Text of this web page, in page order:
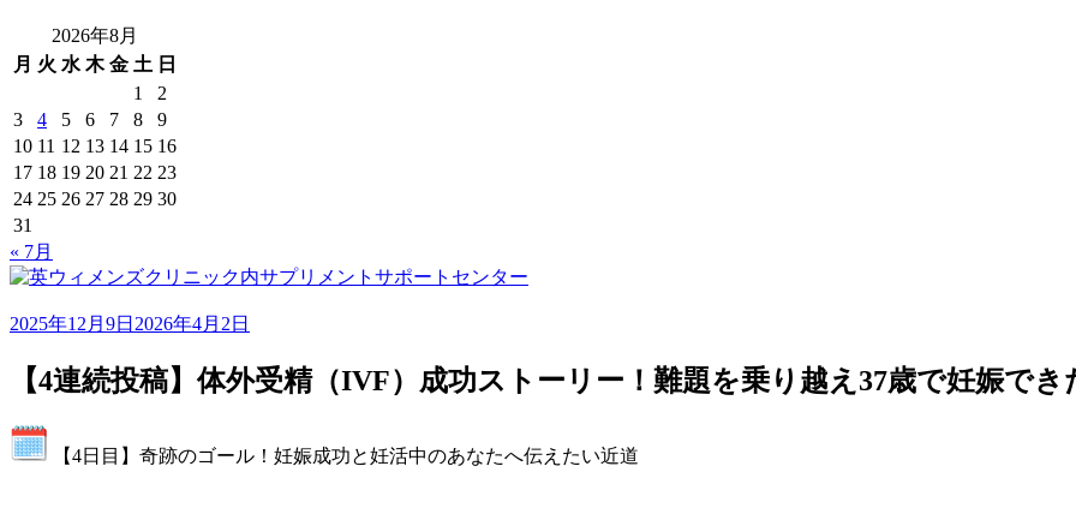
2026年8月
月 火 水 木 金 土 日
1
2
3
4 5 6 7 8
9
10 11 12 13 14 15 16
17 18 19 20 21 22 23
24 25 26 27 28 29 30
31
« 7月
2025年12月9日 2026年4月2日
【4連続投稿】体外受精（IVF）成功ストーリー！難題を乗り越え37歳で妊娠で
【4日目】奇跡のゴール！妊娠成功と妊活中のあなたへ伝えたい近道